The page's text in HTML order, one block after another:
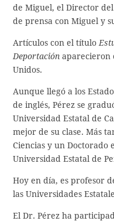
de Miguel, el Director
de prensa con Miguel y
Artículos con el título
Deportación aparecieron
Unidos.
Aunque llegó a los
de inglés, Pérez se
Universidad Estatal de
mejor de su clase. Más
Ciencias y un Doctorado
Universidad Estatal de
Hoy en día, es profesor
las Universidades
El Dr. Pérez ha